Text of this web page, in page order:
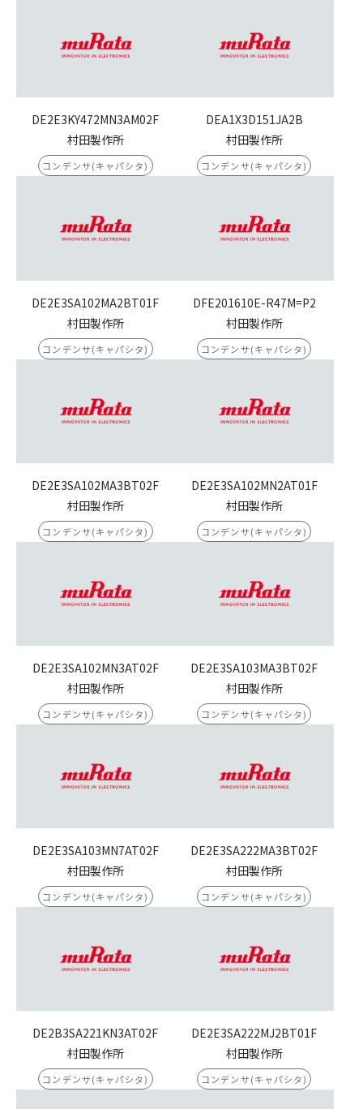
DE2E3KY472MN3AM02F
村田製作所
コンデンサ(キャパシタ)
DEA1X3D151JA2B
村田製作所
コンデンサ(キャパシタ)
DE2E3SA102MA2BT01F
村田製作所
コンデンサ(キャパシタ)
DFE201610E-R47M=P2
村田製作所
コンデンサ(キャパシタ)
DE2E3SA102MA3BT02F
村田製作所
コンデンサ(キャパシタ)
DE2E3SA102MN2AT01F
村田製作所
コンデンサ(キャパシタ)
DE2E3SA102MN3AT02F
村田製作所
コンデンサ(キャパシタ)
DE2E3SA103MA3BT02F
村田製作所
コンデンサ(キャパシタ)
DE2E3SA103MN7AT02F
村田製作所
コンデンサ(キャパシタ)
DE2E3SA222MA3BT02F
村田製作所
コンデンサ(キャパシタ)
DE2B3SA221KN3AT02F
村田製作所
コンデンサ(キャパシタ)
DE2E3SA222MJ2BT01F
村田製作所
コンデンサ(キャパシタ)